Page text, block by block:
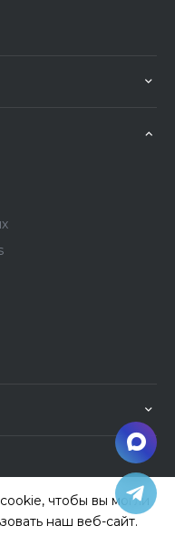
чтобы вы могли
наш веб-сайт.